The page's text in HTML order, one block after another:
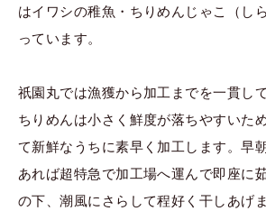
はイワシの稚魚・ちりめんじゃこ（し
っています。
祇園丸では漁獲から加工までを一貫し
ちりめんは小さく鮮度が落ちやすいた
て新鮮なうちに素早く加工します。早
あれば超特急で加工場へ運んで即座に
の下、潮風にさらして程好く干しあげま